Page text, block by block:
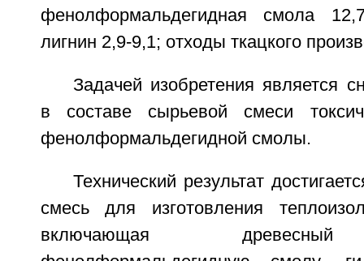
фенолформальдегидная смола
лигнин 2,9-9,1; отходы ткацкого
Задачей изобретения является
в составе сырьевой смеси
фенолформальдегидной смолы.
Технический результат
смесь для изготовления
включающая древесный